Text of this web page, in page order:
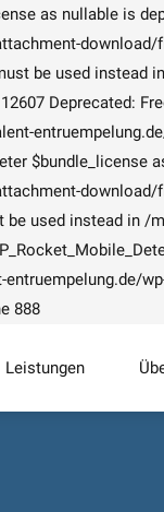
as nullable is
be used
Deprecated:
used instead
888
Leistungen